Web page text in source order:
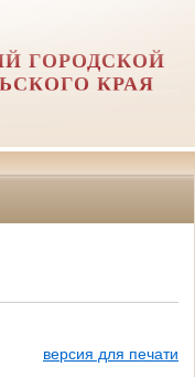
ГОРОДСКОЙ
КРАЯ
версия для печати